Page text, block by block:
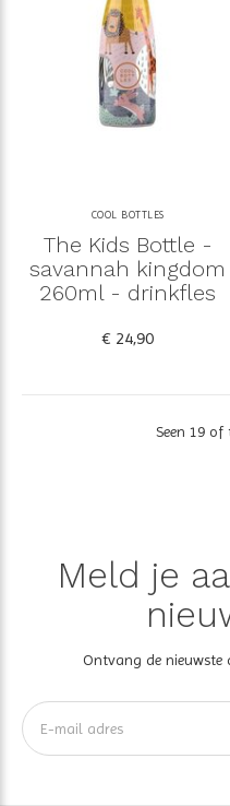
COOL BOTTLES
The Kids Bottle -
savannah kingdom
260ml - drinkfles
€ 24,90
Seen 19
Meld je
Ontvang de nieuwste